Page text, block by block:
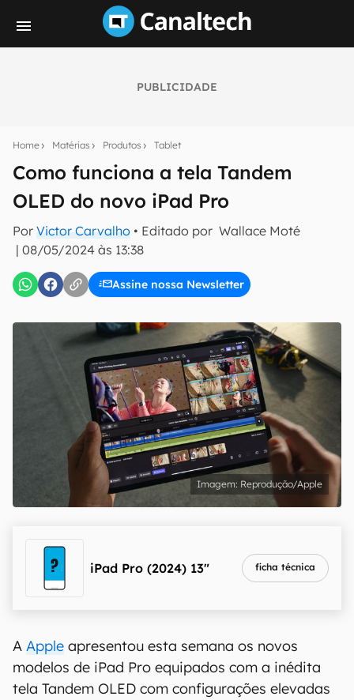
PUBLICIDADE
Home Matérias Produtos Tablet
Como funciona a tela Tandem
OLED do novo iPad Pro
Por Victor Carvalho • Editado por Wallace Moté
| 08/05/2024 às 13:38
Assine nossa Newsletter
notícias e reviews sobre tecnologia em primeira
E-mail
Uso e Política de Privacidade do Canaltech.
Reprodução/Apple
iPad Pro (2024) 13" ficha técnica
A Apple apresentou esta semana os novos
modelos de iPad Pro equipados com a inédita
tela Tandem OLED com configurações elevadas